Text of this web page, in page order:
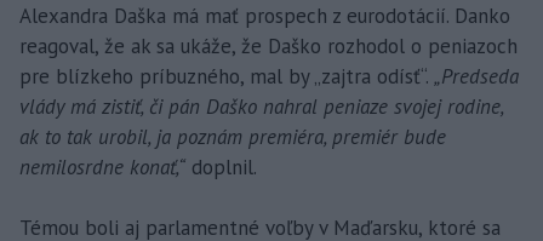
Alexandra Daška má mať prospech z eurodotácií. Danko
reagoval, že ak sa ukáže, že Daško rozhodol o peniazoch
pre blízkeho príbuzného, mal by „zajtra odísť“. „Predseda
vlády má zistiť, či pán Daško nahral peniaze svojej rodine,
ak to tak urobil, ja poznám premiéra, premiér bude
nemilosrdne konať,“ doplnil.
Témou boli aj parlamentné voľby v Maďarsku, ktoré sa